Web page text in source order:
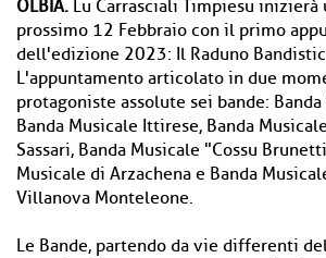
OLBIA. Lu Carrasciali Timpiesu
prossimo 12 Febbraio con il primo
dell'edizione 2023: Il Raduno
L'appuntamento articolato in due
protagoniste assolute sei bande:
Banda Musicale Ittirese, Banda
Sassari, Banda Musicale "Cossu
Musicale di Arzachena e Banda
Villanova Monteleone.
Le Bande, partendo da vie differenti